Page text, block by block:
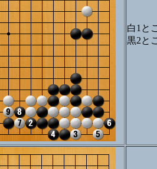
白1と
黒2と